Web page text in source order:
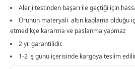
Alerji testinden başarı ile geçtiği için
Ürünün materyali altın kaplama olduğu
etmedikçe kararma ve paslanma yapmaz
2 yıl garantilidir.
1-2 iş günü içerisinde kargoya teslim